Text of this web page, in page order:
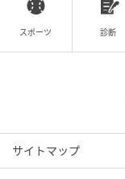
スポーツ 診断
サイトマップ